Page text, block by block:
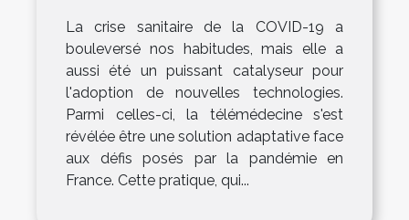
La crise sanitaire de la COVID-19 a
bouleversé nos habitudes, mais elle a
aussi été un puissant catalyseur pour
l'adoption de nouvelles technologies.
Parmi celles-ci, la télémédecine s'est
révélée être une solution adaptative face
aux défis posés par la pandémie en
France. Cette pratique, qui...